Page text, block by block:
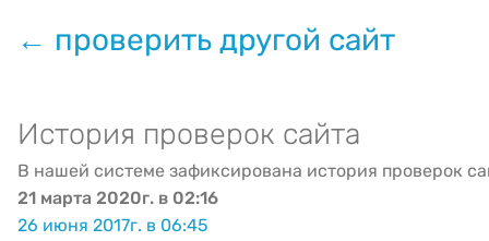
← проверить другой сайт
История проверок сайта
В нашей системе зафиксирована история проверок
21 марта 2020г. в 02:16
26 июня 2017г. в 06:45